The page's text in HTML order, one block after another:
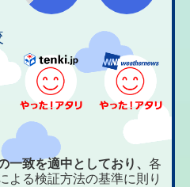
一致を適中としており、各
よる検証方法の基準に則り